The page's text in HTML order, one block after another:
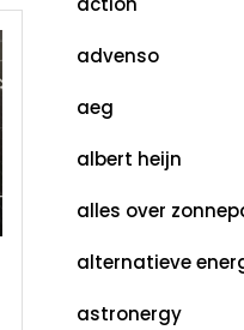
advenso
aeg
albert heijn
alles over
alternatieve
astronergy